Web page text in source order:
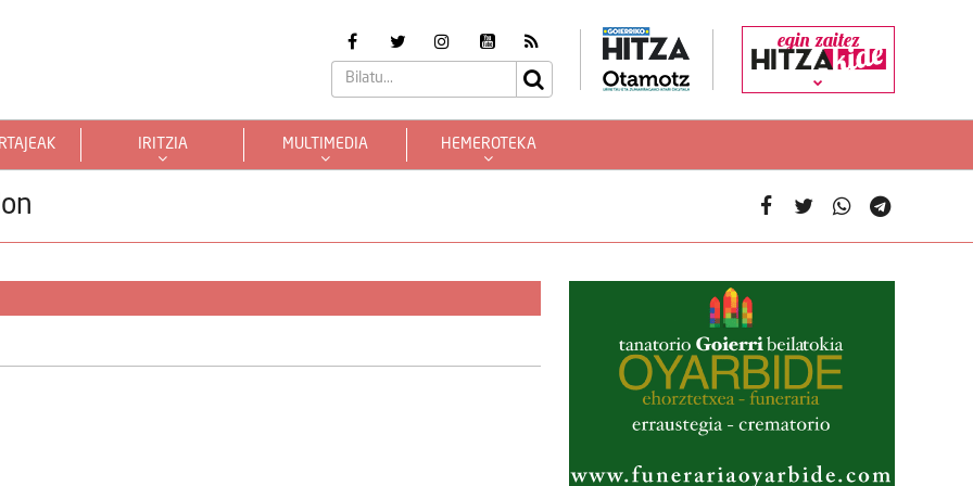
egin zaitez
IRITZIA MULTIMEDIA HEMEROTEKA